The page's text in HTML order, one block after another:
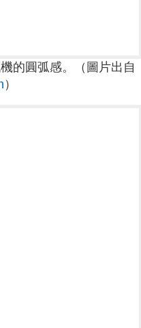
的圓弧感。
（圖片出自
）